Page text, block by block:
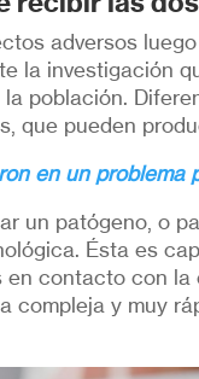
adversos
la investigación
población.
que pueden
en un problema
un patógeno, o
Ésta es
contacto con la
y muy